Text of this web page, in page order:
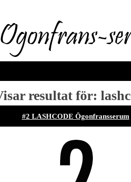
resultat för:
#2 LASHCODE Ögonfransserum